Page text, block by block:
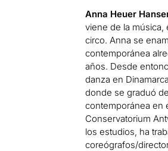
Anna Heuer
viene de la música,
circo. Anna se
contemporánea
años. Desde
danza en
donde se graduó
contemporánea en
Conservatorium
los estudios, ha
coreógrafos/